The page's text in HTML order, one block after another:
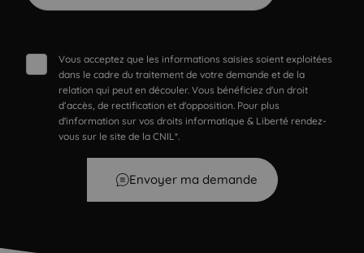
Vous acceptez que les informations saisies soient exploitées
dans le cadre du traitement de votre demande et de la
relation qui peut en découler. Vous bénéficiez d'un droit
d’accès, de rectification et d'opposition. Pour plus
d'information sur vos droits informatique & Liberté rendez-
vous sur le site de la CNIL*.
Envoyer ma demande